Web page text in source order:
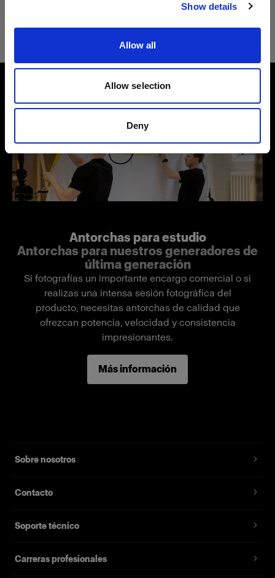
Show details
Allow all
Allow selection
Deny
ProB Head
Características
Antorchas para estudio
Antorchas para nuestros generadores de
última generación
Si fotografías un importante encargo comercial o si
realizas una intensa sesión fotográfica del
producto, necesitas antorchas de calidad que
ofrezcan potencia, velocidad y consistencia
impresionantes.
Más información
Sobre nosotros
Contacto
Soporte técnico
Carreras profesionales